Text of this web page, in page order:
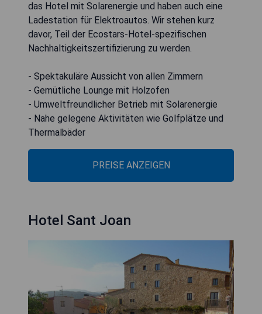
das Hotel mit Solarenergie und haben auch eine
Ladestation für Elektroautos. Wir stehen kurz
davor, Teil der Ecostars-Hotel-spezifischen
Nachhaltigkeitszertifizierung zu werden.
- Spektakuläre Aussicht von allen Zimmern
- Gemütliche Lounge mit Holzofen
- Umweltfreundlicher Betrieb mit Solarenergie
- Nahe gelegene Aktivitäten wie Golfplätze und
Thermalbäder
PREISE ANZEIGEN
Hotel Sant Joan